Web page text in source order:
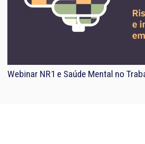
Webinar NR1 e Saúde Mental no